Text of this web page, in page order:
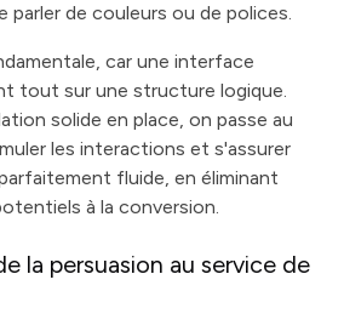
parler de couleurs ou de polices.
car une interface
tout sur une structure logique.
solide en place, on passe au
les interactions et s'assurer
fluide, en éliminant
à la conversion.
la persuasion au service de